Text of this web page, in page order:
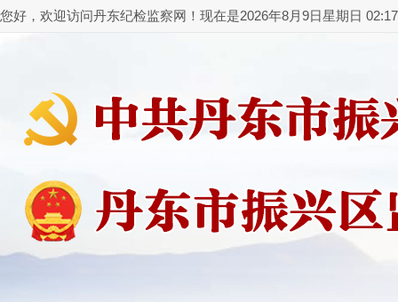
您好，欢迎访问丹东纪检监察网！现在是2026年8月9日星期日